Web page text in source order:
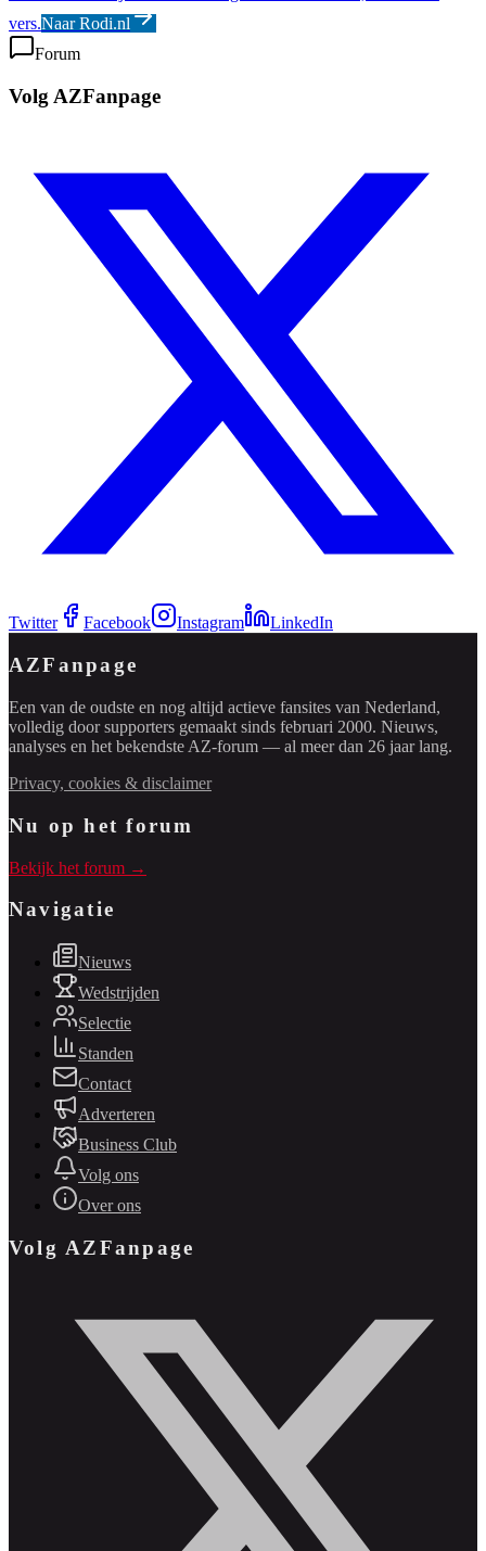
vers.Naar Rodi.nl
Forum
Volg AZFanpage
Twitter Facebook Instagram LinkedIn
AZFanpage
Een van de oudste en nog altijd actieve fansites van Nederland,
volledig door supporters gemaakt sinds februari 2000. Nieuws,
analyses en het bekendste AZ-forum — al meer dan 26 jaar lang.
Privacy, cookies & disclaimer
Nu op het forum
Bekijk het forum →
Navigatie
Nieuws
Wedstrijden
Selectie
Standen
Contact
Adverteren
Business Club
Volg ons
Over ons
Volg AZFanpage